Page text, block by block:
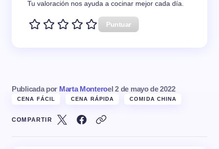
Tu valoración nos ayuda a cocinar mejor cada día.
Puntuar
Publicada por Marta Monteroel 2 de mayo de 2022
CENA FÁCIL CENA RÁPIDA COMIDA CHINA
COMPARTIR